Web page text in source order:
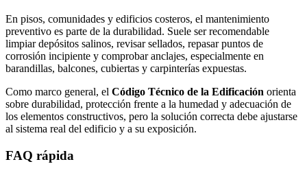
En pisos, comunidades y edificios costeros, el mantenimiento
preventivo es parte de la durabilidad. Suele ser recomendable
limpiar depósitos salinos, revisar sellados, repasar puntos de
corrosión incipiente y comprobar anclajes, especialmente en
barandillas, balcones, cubiertas y carpinterías expuestas.
Como marco general, el Código Técnico de la Edificación orienta
sobre durabilidad, protección frente a la humedad y adecuación de
los elementos constructivos, pero la solución correcta debe ajustarse
al sistema real del edificio y a su exposición.
FAQ rápida